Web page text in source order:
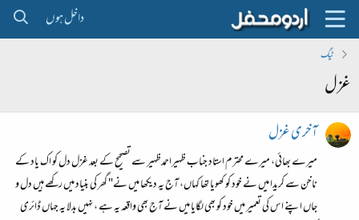
داخل ہوں
ٹیگ
غزل
آخری غزل
میرے بھائی، میرے محترم استاد جناب ظہیراحمدظہیر سے تصحیح کے بعد غزل دل کو اک یاد کے
ناخن سے کریدا میں نے خود کو کھویا تھا کہاں، آج یہ دیکھا میں نے" گھر کی بنیاد میں رکھے ہیں دل و
جاں اپنے اس کی تعمیر میں خود کو بھی لگایا میں نے آج بھی واقعہ یہ ہے ، نہیں بدلا یہ جہاں ڈائری